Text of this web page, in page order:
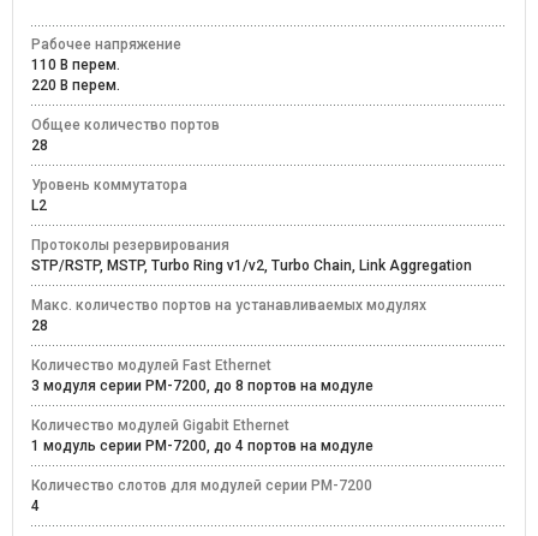
Рабочее напряжение
110 В перем.
220 В перем.
Общее количество портов
28
Уровень коммутатора
L2
Протоколы резервирования
STP/RSTP, MSTP, Turbo Ring v1/v2, Turbo Chain, Link Aggregation
Макс. количество портов на устанавливаемых модулях
28
Количество модулей Fast Ethernet
3 модуля серии PM-7200, до 8 портов на модуле
Количество модулей Gigabit Ethernet
1 модуль серии PM-7200, до 4 портов на модуле
Количество слотов для модулей серии PM-7200
4